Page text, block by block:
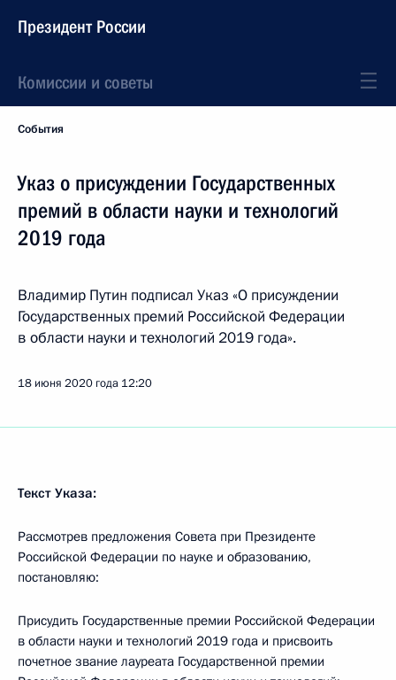
Президент России
Комиссии и советы
События
Указ о присуждении Государственных
премий в области науки и технологий
2019 года
Владимир Путин подписал Указ «О присуждении
Государственных премий Российской Федерации
в области науки и технологий 2019 года».
18 июня 2020 года 12:20
Текст Указа:
Рассмотрев предложения Совета при Президенте
Российской Федерации по науке и образованию,
постановляю:
Присудить Государственные премии Российской Федерации
в области науки и технологий 2019 года и присвоить
почетное звание лауреата Государственной премии